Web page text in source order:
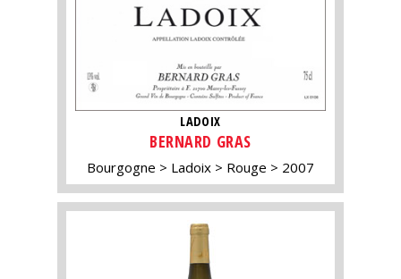
LADOIX
BERNARD GRAS
Bourgogne Ladoix Rouge 2007